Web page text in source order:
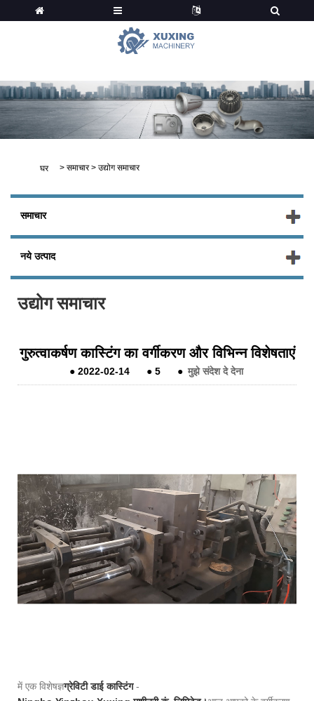
घर > समाचार > उद्योग समाचार
समाचार
नये उत्पाद
उद्योग समाचार
गुरुत्वाकर्षण कास्टिंग का वर्गीकरण और विभिन्न विशेषताएं
● 2022-02-14 ● 5 ● मुझे संदेश दे देना
में एक विशेषज्ञग्रेविटी डाई कास्टिंग-